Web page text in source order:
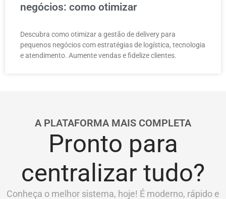
negócios: como otimizar
Descubra como otimizar a gestão de delivery para
pequenos negócios com estratégias de logística, tecnologia
e atendimento. Aumente vendas e fidelize clientes.
A PLATAFORMA MAIS COMPLETA
Pronto para
centralizar tudo?
Conheça o melhor sistema, hoje! É moderno, rápido e